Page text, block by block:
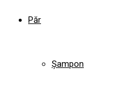
Păr
Șampon